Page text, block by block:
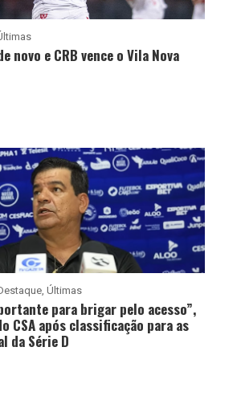
novo e CRB vence o Vila Nova
, Últimas
para brigar pelo acesso”,
CSA após classificação para as
da Série D